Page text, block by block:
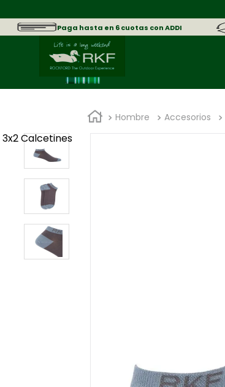
Paga hasta en 6 cuotas con ADDI
Hombre Accesorios
3x2 Calcetines